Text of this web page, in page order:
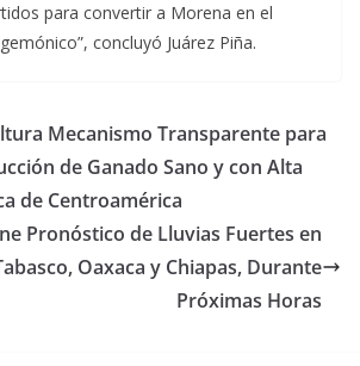
para convertir a Morena en el
concluyó Juárez Piña.
Mecanismo Transparente para
de Ganado Sano y con Alta
de Centroamérica
Pronóstico de Lluvias Fuertes en
Oaxaca y Chiapas, Durante
Próximas Horas